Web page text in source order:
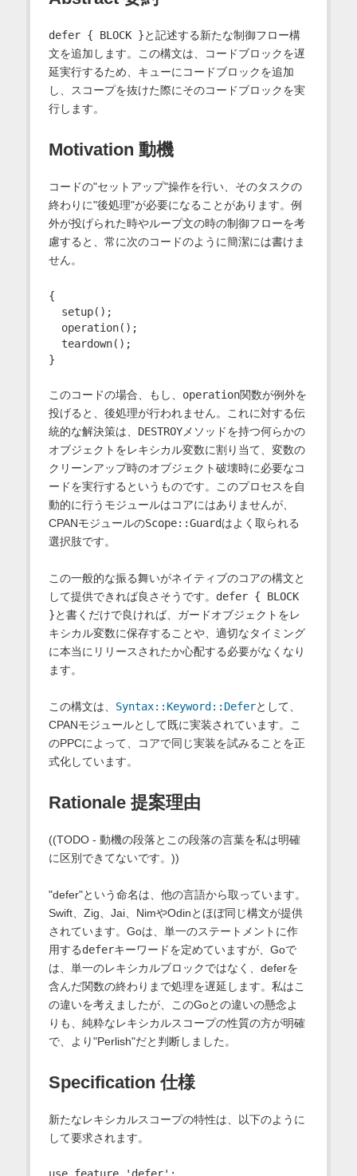
defer { BLOCK }と記述する新たな制御フロー構
文を追加します。この構文は、コードブロックを遅
延実行するため、キューにコードブロックを追加
し、スコープを抜けた際にそのコードブロックを実
行します。
Motivation 動機
コードの"セットアップ"操作を行い、そのタスクの
終わりに"後処理"が必要になることがあります。例
外が投げられた時やループ文の時の制御フローを考
慮すると、常に次のコードのように簡潔には書けま
せん。
{
このコードの場合、もし、 operation関数が例外を
投げると、後処理が行われません。これに対する伝
統的な解決策は、 DESTROYメソッドを持つ何らかの
オブジェクトをレキシカル変数に割り当て、変数の
クリーンアップ時のオブジェクト破壊時に必要なコ
ードを実行するというものです。このプロセスを自
動的に行うモジュールはコアにはありませんが、
CPANモジュールのScope::Guardはよく取られる
選択肢です。
この一般的な振る舞いがネイティブのコアの構文と
して提供できれば良さそうです。 defer { BLOCK
}と書くだけで良ければ、ガードオブジェクトをレ
キシカル変数に保存することや、適切なタイミング
に本当にリリースされたか心配する必要がなくなり
ます。
この構文は、 Syntax::Keyword::Deferとして、
CPANモジュールとして既に実装されています。こ
のPPCによって、コアで同じ実装を試みることを正
式化しています。
Rationale 提案理由
((TODO - 動機の段落とこの段落の言葉を私は明確
に区別できてないです。))
"defer"という命名は、他の言語から取っています。
Swift、Zig、Jai、NimやOdinとほぼ同じ構文が提供
されています。Goは、単一のステートメントに作
用するdeferキーワードを定めていますが、Goで
は、単一のレキシカルブロックではなく、deferを
含んだ関数の終わりまで処理を遅延します。私はこ
の違いを考えましたが、このGoとの違いの懸念よ
りも、純粋なレキシカルスコープの性質の方が明確
で、より"Perlish"だと判断しました。
Specification 仕様
新たなレキシカルスコープの特性は、以下のように
して要求されます。